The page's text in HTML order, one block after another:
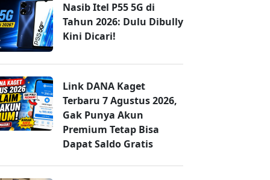
Nasib Itel P55 5G di
Tahun 2026: Dulu Dibully
Kini Dicari!
Link DANA Kaget
Terbaru 7 Agustus 2026,
Gak Punya Akun
Premium Tetap Bisa
Dapat Saldo Gratis